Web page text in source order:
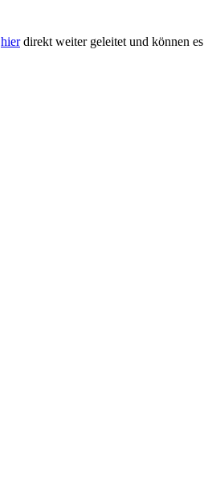
hierdirekt weiter geleitet und können